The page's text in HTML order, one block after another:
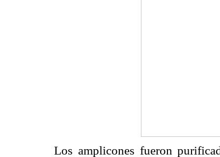
Los amplicones fueron